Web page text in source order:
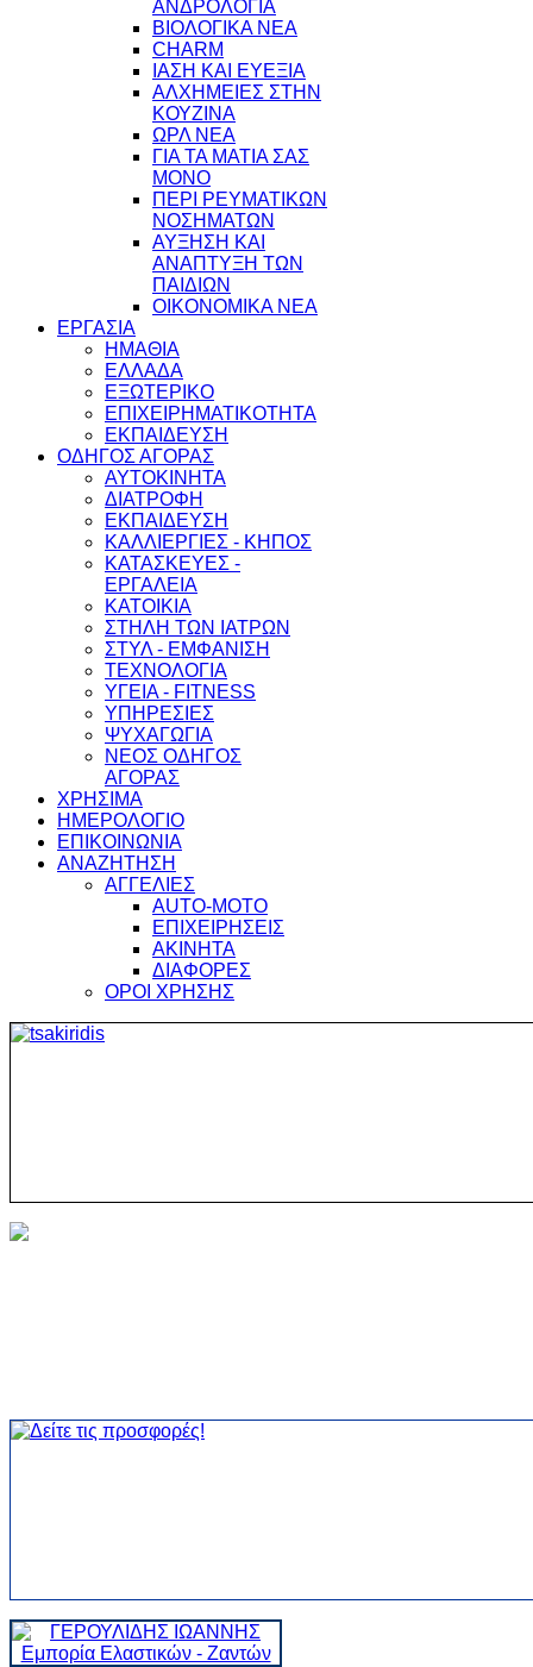
ΑΝΔΡΟΛΟΓΙΑ
ΒΙΟΛΟΓΙΚΑ ΝΕΑ
CHARM
ΙΑΣΗ ΚΑΙ ΕΥΕΞΙΑ
ΑΛΧΗΜΕΙΕΣ ΣΤΗΝ
ΚΟΥΖΙΝΑ
ΩΡΛ ΝEA
ΓΙΑ ΤΑ ΜΑΤΙΑ ΣΑΣ
ΜΟΝΟ
ΠΕΡΙ ΡΕΥΜΑΤΙΚΩΝ
ΝΟΣΗΜΑΤΩΝ
ΑΥΞΗΣΗ ΚΑΙ
ΑΝΑΠΤΥΞΗ ΤΩΝ
ΠΑΙΔΙΩΝ
ΟΙΚΟΝΟΜΙΚΑ ΝΕΑ
ΕΡΓΑΣΙΑ
ΗΜΑΘΙΑ
ΕΛΛΑΔΑ
ΕΞΩΤΕΡΙΚΟ
ΕΠΙΧΕΙΡΗΜΑΤΙΚΟΤΗΤΑ
ΕΚΠΑΙΔΕΥΣΗ
ΟΔΗΓΟΣ ΑΓΟΡΑΣ
ΑΥΤΟΚΙΝΗΤΑ
ΔΙΑΤΡΟΦΗ
ΕΚΠΑΙΔΕΥΣΗ
ΚΑΛΛΙΕΡΓΙΕΣ - ΚΗΠΟΣ
ΚΑΤΑΣΚΕΥΕΣ -
ΕΡΓΑΛΕΙΑ
ΚΑΤΟΙΚΙΑ
ΣΤΗΛΗ ΤΩΝ ΙΑΤΡΩΝ
ΣΤΥΛ - ΕΜΦΑΝΙΣΗ
ΤΕΧΝΟΛΟΓΙΑ
ΥΓΕΙΑ - FITNESS
ΥΠΗΡΕΣΙΕΣ
ΨΥΧΑΓΩΓΙΑ
ΝΕΟΣ ΟΔΗΓΟΣ
ΑΓΟΡΑΣ
ΧΡΗΣΙΜΑ
ΗΜΕΡΟΛΟΓΙΟ
ΕΠΙΚΟΙΝΩΝΙΑ
ΑΝΑΖΗΤΗΣΗ
ΑΓΓΕΛΙΕΣ
AUTO-MOTO
ΕΠΙΧΕΙΡΗΣΕΙΣ
ΑΚΙΝΗΤΑ
ΔΙΑΦΟΡΕΣ
ΟΡΟΙ ΧΡΗΣΗΣ